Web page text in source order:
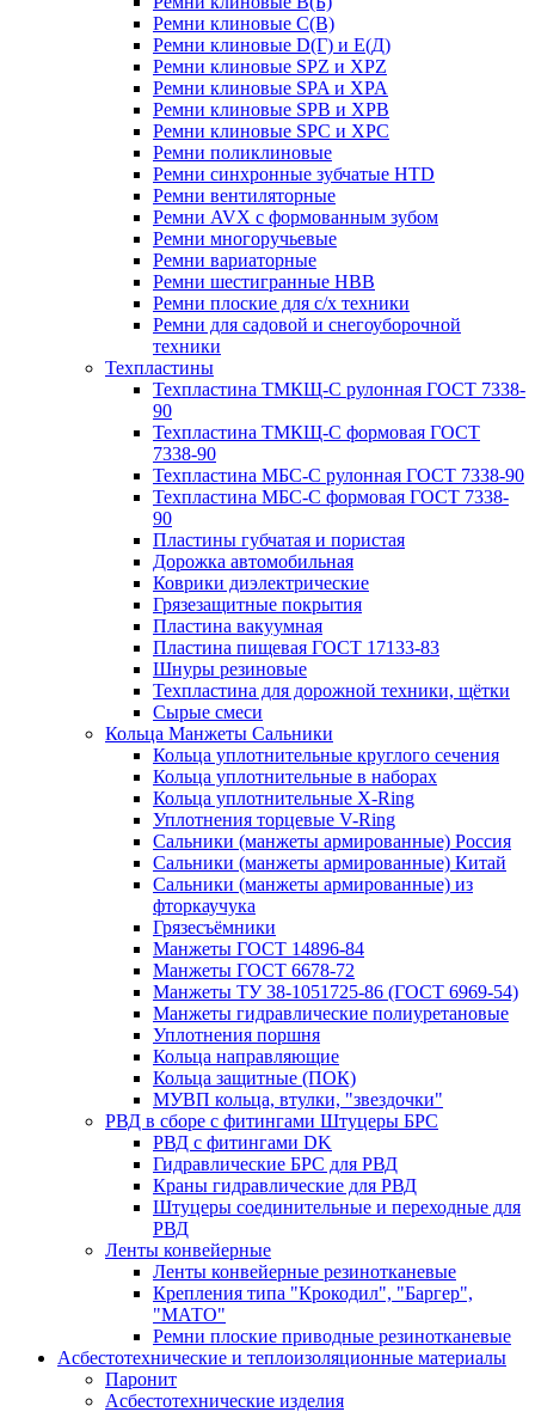
Ремни клиновые С(В)
Ремни клиновые D(Г) и Е(Д)
Ремни клиновые SPZ и XPZ
Ремни клиновые SPA и XPA
Ремни клиновые SPB и XPB
Ремни клиновые SPC и XPC
Ремни поликлиновые
Ремни синхронные зубчатые HTD
Ремни вентиляторные
Ремни AVX с формованным зубом
Ремни многоручьевые
Ремни вариаторные
Ремни шестигранные HBB
Ремни плоские для с/х техники
Ремни для садовой и снегоуборочной
техники
Техпластины
Техпластина ТМКЩ-С рулонная ГОСТ 7338-
90
Техпластина ТМКЩ-С формовая ГОСТ
7338-90
Техпластина МБС-С рулонная ГОСТ 7338-90
Техпластина МБС-С формовая ГОСТ 7338-
90
Пластины губчатая и пористая
Дорожка автомобильная
Коврики диэлектрические
Грязезащитные покрытия
Пластина вакуумная
Пластина пищевая ГОСТ 17133-83
Шнуры резиновые
Техпластина для дорожной техники, щётки
Сырые смеси
Кольца Манжеты Сальники
Кольца уплотнительные круглого сечения
Кольца уплотнительные в наборах
Кольца уплотнительные Х-Ring
Уплотнения торцевые V-Ring
Сальники (манжеты армированные) Россия
Сальники (манжеты армированные) Китай
Сальники (манжеты армированные) из
фторкаучука
Грязесъёмники
Манжеты ГОСТ 14896-84
Манжеты ГОСТ 6678-72
Манжеты ТУ 38-1051725-86 (ГОСТ 6969-54)
Манжеты гидравлические полиуретановые
Уплотнения поршня
Кольца направляющие
Кольца защитные (ПОК)
МУВП кольца, втулки, "звездочки"
РВД в сборе с фитингами Штуцеры БРС
РВД с фитингами DK
Гидравлические БРС для РВД
Краны гидравлические для РВД
Штуцеры соединительные и переходные для
РВД
Ленты конвейерные
Ленты конвейерные резинотканевые
Крепления типа "Крокодил", "Баргер",
"МАТО"
Ремни плоские приводные резинотканевые
Асбестотехнические и теплоизоляционные материалы
Паронит
Асбестотехнические изделия